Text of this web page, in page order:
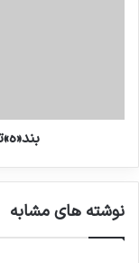
بند«ه»تبصره ۹
نوشته های مشابه